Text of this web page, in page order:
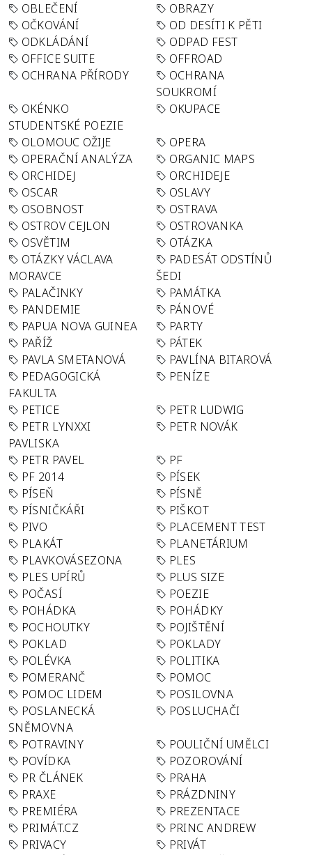
OBLEČENÍ
OBRAZY
OČKOVÁNÍ
OD DESÍTI K PĚTI
ODKLÁDÁNÍ
ODPAD FEST
OFFICE SUITE
OFFROAD
OCHRANA PŘÍRODY
OCHRANA
SOUKROMÍ
OKÉNKO
STUDENTSKÉ POEZIE
OKUPACE
OLOMOUC OŽIJE
OPERA
OPERAČNÍ ANALÝZA
ORGANIC MAPS
ORCHIDEJ
ORCHIDEJE
OSCAR
OSLAVY
OSOBNOST
OSTRAVA
OSTROV CEJLON
OSTROVANKA
OSVĚTIM
OTÁZKA
OTÁZKY VÁCLAVA
MORAVCE
PADESÁT ODSTÍNŮ
ŠEDI
PALAČINKY
PAMÁTKA
PANDEMIE
PÁNOVÉ
PAPUA NOVA GUINEA
PARTY
PAŘÍŽ
PÁTEK
PAVLA SMETANOVÁ
PAVLÍNA BITAROVÁ
PEDAGOGICKÁ
FAKULTA
PENÍZE
PETICE
PETR LUDWIG
PETR LYNXXI
PAVLISKA
PETR NOVÁK
PETR PAVEL
PF
PF 2014
PÍSEK
PÍSEŇ
PÍSNĚ
PÍSNIČKÁŘI
PIŠKOT
PIVO
PLACEMENT TEST
PLAKÁT
PLANETÁRIUM
PLAVKOVÁSEZONA
PLES
PLES UPÍRŮ
PLUS SIZE
POČASÍ
POEZIE
POHÁDKA
POHÁDKY
POCHOUTKY
POJIŠTĚNÍ
POKLAD
POKLADY
POLÉVKA
POLITIKA
POMERANČ
POMOC
POMOC LIDEM
POSILOVNA
POSLANECKÁ
SNĚMOVNA
POSLUCHAČI
POTRAVINY
POULIČNÍ UMĚLCI
POVÍDKA
POZOROVÁNÍ
PR ČLÁNEK
PRAHA
PRAXE
PRÁZDNINY
PREMIÉRA
PREZENTACE
PRIMÁT.CZ
PRINC ANDREW
PRIVACY
PRIVÁT